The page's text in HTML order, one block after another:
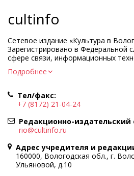
cultinfo
Сетевое издание «Культура в
Зарегистрировано в Федеральной
сфере связи, информационных
коммуникаций.
Регистрационный номер и дата
Учредитель КУ ВО
культуры»
Адрес учредителя и редакции:
Вологда, ул. Марии Ульяновой, д.10
Главный редактор — Легчанова
Политика в отношении обработки
При полном или частичном
Подробнее
Тел/факс:
+7 (8172) 21-04-24
Редакционно-издательский
rio@cultinfo.ru
Адрес учредителя и
160000, Вологодская обл., г.
Ульяновой, д.10